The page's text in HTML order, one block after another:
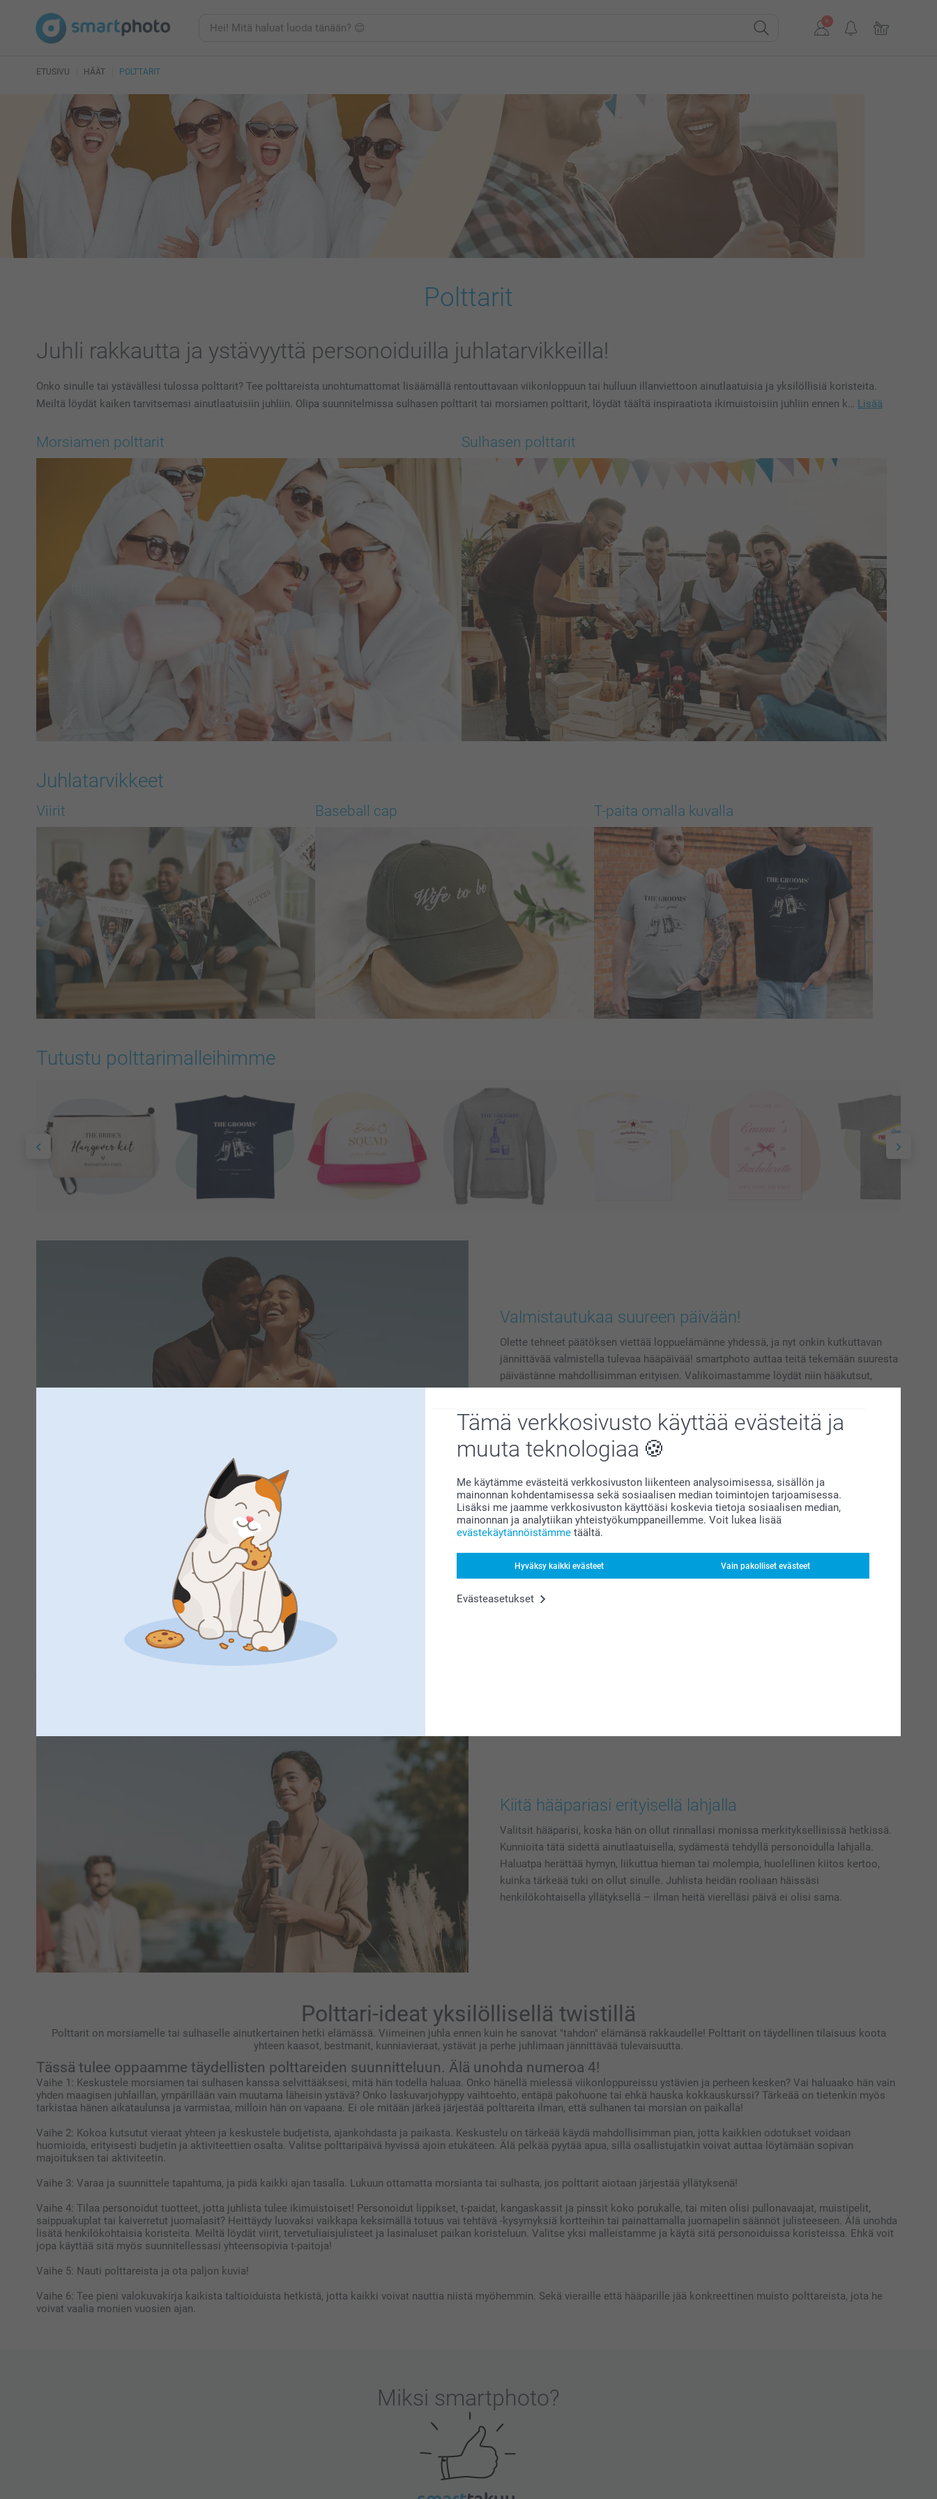
Tämä verkkosivusto käyttää evästeitä ja
muuta teknologiaa
Me käytämme evästeitä verkkosivuston liikenteen analysoimisessa, sisällön ja
mainonnan kohdentamisessa sekä sosiaalisen median toimintojen tarjoamisessa.
Lisäksi me jaamme verkkosivuston käyttöäsi koskevia tietoja sosiaalisen median,
mainonnan ja analytiikan yhteistyökumppaneillemme. Voit lukea lisää
evästekäytännöistämme täältä.
Hyväksy kaikki evästeet Vain pakolliset evästeet
Evästeasetukset
ETUSIVU HÄÄT POLTTARIT
Polttarit
Juhli rakkautta ja ystävyyttä personoiduilla juhlatarvikkeilla!
Onko sinulle tai ystävällesi tulossa polttarit? Tee polttareista unohtumattomat lisäämällä rentouttavaan viikonloppuun tai hulluun illanviettoon ainutlaatuisia ja yksilöllisiä koristeita.
Meiltä löydät kaiken tarvitsemasi ainutlaatuisiin juhliin. Olipa suunnitelmissa sulhasen polttarit tai morsiamen polttarit, löydät täältä inspiraatiota ikimuistoisiin juhliin ennen k… Lisää
Morsiamen polttarit Sulhasen polttarit
Juhlatarvikkeet
Viirit Baseball cap T-paita omalla kuvalla
Tutustu polttarimalleihimme
Valmistautukaa suureen päivään!
Olette tehneet päätöksen viettää loppuelämänne yhdessä, ja nyt onkin kutkuttavan
jännittävää valmistella tulevaa hääpäivää! smartphoto auttaa teitä tekemään suuresta
päivästänne mahdollisimman erityisen. Valikoimastamme löydät niin hääkutsut,
Pieni mutta hauska yksityiskohta voi olla
Lisää asuihinne yhtenäisyyttä ja huumoria personoimalla jokaiselle
näyttääksenne, ketä juhlitte ja miksi! Valitse jokin upeista malleistamme, lisää
pinssiin vitsi tai polttarisankarin kasvot ja kanna sitä ylpeydellä. Yhteensopivat asut
eivät sovi kaikille, mutta henkilökohtainen rintamerkki on jotain, mistä jokainen voi
innostua. Voit kiinnittää merkin paitaasi, lippikseesi tai laukkuusi. Jos etsit hauskaa
Kiitä hääpariasi erityisellä lahjalla
Valitsit hääparisi, koska hän on ollut rinnallasi monissa merkityksellisissä hetkissä.
Kunnioita tätä sidettä ainutlaatuisella, sydämestä tehdyllä personoidulla lahjalla.
Haluatpa herättää hymyn, liikuttua hieman tai molempia, huolellinen kiitos kertoo,
kuinka tärkeää tuki on ollut sinulle. Juhlista heidän rooliaan häissäsi
henkilökohtaisella yllätyksellä – ilman heitä vierelläsi päivä ei olisi sama.
Polttari-ideat yksilöllisellä twistillä
Polttarit on morsiamelle tai sulhaselle ainutkertainen hetki elämässä. Viimeinen juhla ennen kuin he sanovat "tahdon" elämänsä rakkaudelle! Polttarit on täydellinen tilaisuus koota
yhteen kaasot, bestmanit, kunniavieraat, ystävät ja perhe juhlimaan jännittävää tulevaisuutta.
Tässä tulee oppaamme täydellisten polttareiden suunnitteluun. Älä unohda numeroa 4!
Vaihe 1: Keskustele morsiamen tai sulhasen kanssa selvittääksesi, mitä hän todella haluaa. Onko hänellä mielessä viikonloppureissu ystävien ja perheen kesken? Vai haluaako hän vain
yhden maagisen juhlaillan, ympärillään vain muutama läheisin ystävä? Onko laskuvarjohyppy vaihtoehto, entäpä pakohuone tai ehkä hauska kokkauskurssi? Tärkeää on tietenkin myös
tarkistaa hänen aikataulunsa ja varmistaa, milloin hän on vapaana. Ei ole mitään järkeä järjestää polttareita ilman, että sulhanen tai morsian on paikalla!
Vaihe 2: Kokoa kutsutut vieraat yhteen ja keskustele budjetista, ajankohdasta ja paikasta. Keskustelu on tärkeää käydä mahdollisimman pian, jotta kaikkien odotukset voidaan
huomioida, erityisesti budjetin ja aktiviteettien osalta. Valitse polttaripäivä hyvissä ajoin etukäteen. Älä pelkää pyytää apua, sillä osallistujatkin voivat auttaa löytämään sopivan
majoituksen tai aktiviteetin.
Vaihe 3: Varaa ja suunnittele tapahtuma, ja pidä kaikki ajan tasalla. Lukuun ottamatta morsianta tai sulhasta, jos polttarit aiotaan järjestää yllätyksenä!
Vaihe 4: Tilaa personoidut tuotteet, jotta juhlista tulee ikimuistoiset! Personoidut lippikset, t-paidat, kangaskassit ja pinssit koko porukalle, tai miten olisi pullonavaajat, muistipelit,
saippuakuplat tai kaiverretut juomalasit? Heittäydy luovaksi vaikkapa keksimällä totuus vai tehtävä -kysymyksiä kortteihin tai painattamalla juomapelin säännöt julisteeseen. Älä unohda
lisätä henkilökohtaisia koristeita. Meiltä löydät viirit, tervetuliaisjulisteet ja lasinaluset paikan koristeluun. Valitse yksi malleistamme ja käytä sitä personoiduissa koristeissa. Ehkä voit
jopa käyttää sitä myös suunnitellessasi yhteensopivia t-paitoja!
Vaihe 5: Nauti polttareista ja ota paljon kuvia!
Vaihe 6: Tee pieni valokuvakirja kaikista taltioiduista hetkistä, jotta kaikki voivat nauttia niistä myöhemmin. Sekä vieraille että hääparille jää konkreettinen muisto polttareista, jota he
voivat vaalia monien vuosien ajan.
Miksi smartphoto?